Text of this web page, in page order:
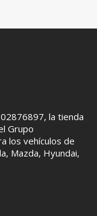
la tienda
Grupo
los vehículos de
Mazda, Hyundai,